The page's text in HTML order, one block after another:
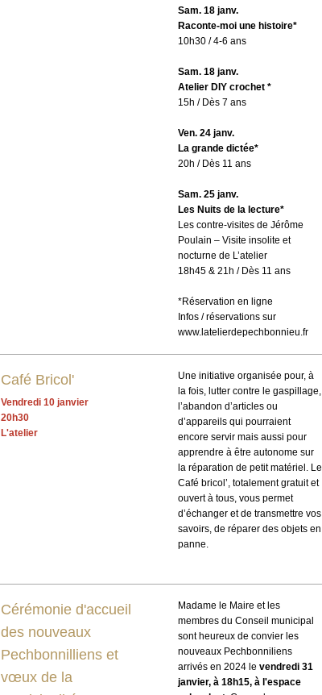
Sam. 18 janv.
Raconte-moi une histoire*
10h30 / 4-6 ans
Sam. 18 janv.
Atelier DIY crochet *
15h / Dès 7 ans
Ven. 24 janv.
La grande dictée*
20h / Dès 11 ans
Sam. 25 janv.
Les Nuits de la lecture*
Les contre-visites de Jérôme
Poulain – Visite insolite et
nocturne de L’atelier
18h45 & 21h / Dès 11 ans
*Réservation en ligne
Infos / réservations sur
www.latelierdepechbonnieu.fr
Café Bricol'
Vendredi 10 janvier
20h30
L'atelier
Une initiative organisée pour, à
la fois, lutter contre le gaspillage,
l’abandon d’articles ou
d’appareils qui pourraient
encore servir mais aussi pour
apprendre à être autonome sur
la réparation de petit matériel. Le
Café bricol’, totalement gratuit et
ouvert à tous, vous permet
d’échanger et de transmettre vos
savoirs, de réparer des objets en
panne.
Cérémonie d'accueil
des nouveaux
Pechbonnilliens et
vœux de la
Madame le Maire et les
membres du Conseil municipal
sont heureux de convier les
nouveaux Pechbonniliens
arrivés en 2024 le vendredi 31
janvier, à 18h15, à l'espace